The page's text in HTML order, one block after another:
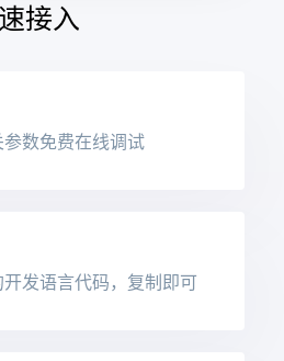
接入
数免费在线调试
发语言代码，复制即可